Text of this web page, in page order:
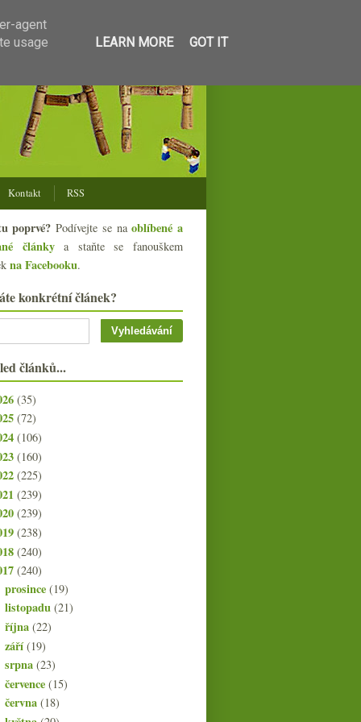
Kontakt RSS
poprvé? Podívejte se naoblíbené a
článkya staňte se fanouškem
na Facebooku.
konkrétní článek?
článků...
(35)
(72)
(106)
(160)
(225)
(239)
(239)
(238)
(240)
(240)
prosince(19)
listopadu(21)
října(22)
září(19)
srpna(23)
července(15)
června(18)
agent
usage
LEARN MORE GOT IT